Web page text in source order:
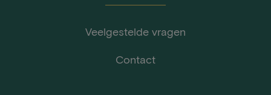
Veelgestelde vragen
Contact